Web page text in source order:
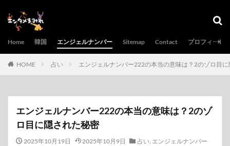
Home 韓国 エンジェルナンバー Sitemap Contact プロフィール
HOME 占い エンジェルナンバー222の本当の意味は？2のゾロ目
エンジェルナンバー222の本当の意味は？2のゾ
ロ目に隠された秘密
2025年10月19日 2025年10月9日 占い, エンジェルナンバー